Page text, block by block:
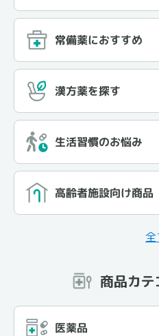
常備薬におすすめ
漢方薬を探す
生活習慣のお悩み
高齢者施設向け商品
商品カ
医薬品